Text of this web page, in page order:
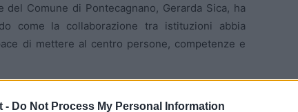
- Do Not Process My Personal Information
del Comune di Pontecagnano, Gerarda Sica, ha
come la collaborazione tra istituzioni abbia
di mettere al centro persone, competenze e
per chiudere l’anno scolastico: con